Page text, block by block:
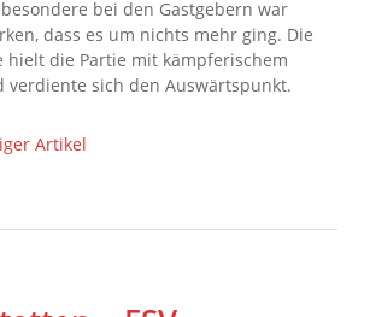
bei den Gastgebern war
dass es um nichts mehr ging. Die
hielt die Partie mit kämpferischem
verdiente sich den Auswärtspunkt.
Artikel